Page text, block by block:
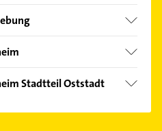
Stadtteil Oststadt